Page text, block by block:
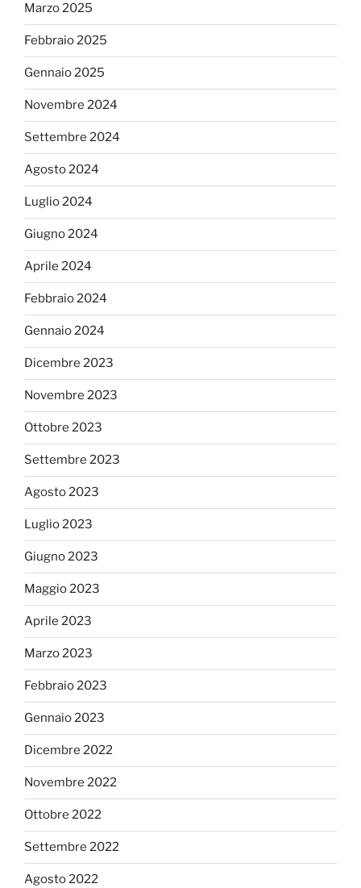
Marzo 2025
Febbraio 2025
Gennaio 2025
Novembre 2024
Settembre 2024
Agosto 2024
Luglio 2024
Giugno 2024
Aprile 2024
Febbraio 2024
Gennaio 2024
Dicembre 2023
Novembre 2023
Ottobre 2023
Settembre 2023
Agosto 2023
Luglio 2023
Giugno 2023
Maggio 2023
Aprile 2023
Marzo 2023
Febbraio 2023
Gennaio 2023
Dicembre 2022
Novembre 2022
Ottobre 2022
Settembre 2022
Agosto 2022